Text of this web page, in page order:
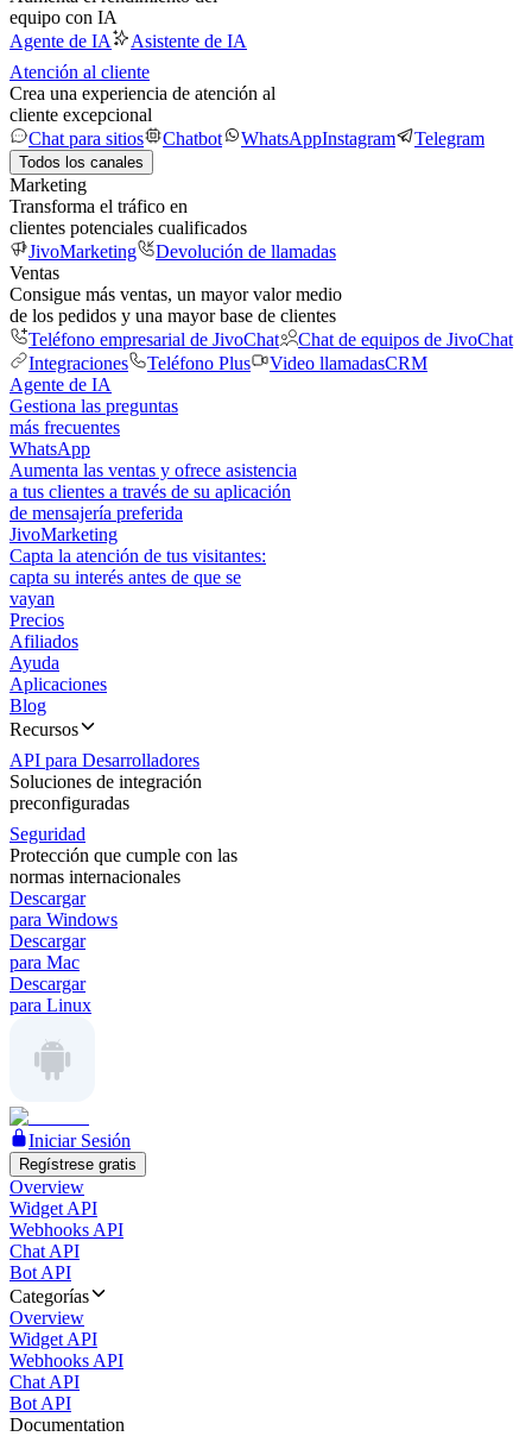
equipo con IA
Agente de IA
Asistente de IA
Atención al cliente
Crea una experiencia de atención al
cliente excepcional
Chat para sitios
Chatbot WhatsAppInstagram Telegram
Todos los canales
Marketing
Transforma el tráfico en
clientes potenciales cualificados
JivoMarketing
Devolución de llamadas
Ventas
Consigue más ventas, un mayor valor medio
de los pedidos y una mayor base de clientes
Teléfono empresarial de JivoChat
Chat de equipos de JivoChat
Integraciones
Teléfono Plus Video llamadasCRM
Agente de IA
Gestiona las preguntas
más frecuentes
WhatsApp
Aumenta las ventas y ofrece asistencia
a tus clientes a través de su aplicación
de mensajería preferida
JivoMarketing
Capta la atención de tus visitantes:
capta su interés antes de que se
vayan
Precios
Afiliados
Ayuda
Aplicaciones
Blog
Recursos
API para Desarrolladores
Soluciones de integración
preconfiguradas
Seguridad
Protección que cumple con las
normas internacionales
Descargar
para Windows
Descargar
para Mac
Descargar
para Linux
Iniciar Sesión
Regístrese gratis
Overview
Widget API
Webhooks API
Chat API
Bot API
Categorías
Overview
Widget API
Webhooks API
Chat API
Bot API
Documentation